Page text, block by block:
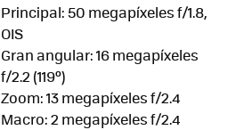
Principal: 50 megapíxeles f/1.8,
OIS
Gran angular: 16 megapíxeles
f/2.2 (119º)
Zoom: 13 megapíxeles f/2.4
Macro: 2 megapíxeles f/2.4